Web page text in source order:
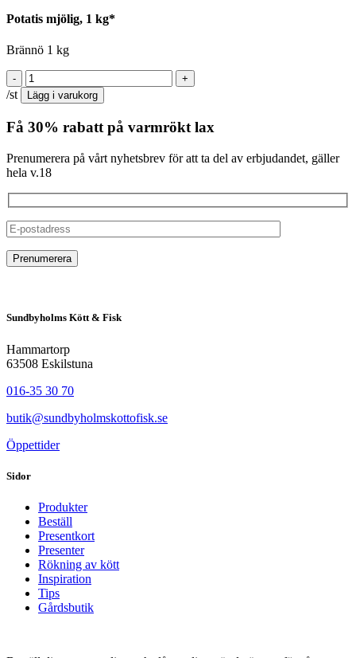
Potatis mjölig, 1 kg*
Brännö 1 kg
/st Lägg i varukorg
Få 30% rabatt på varmrökt lax
Prenumerera på vårt nyhetsbrev för att ta del av erbjudandet, gäller
hela v.18
Sundbyholms Kött & Fisk
Hammartorp
63508 Eskilstuna
016-35 30 70
butik@sundbyholmskottofisk.se
Öppettider
Sidor
Produkter
Beställ
Presentkort
Presenter
Rökning av kött
Inspiration
Tips
Gårdsbutik